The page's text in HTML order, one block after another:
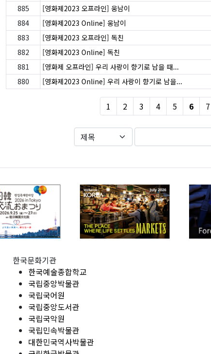
885
[영화제2023 오프라인] 웅남이
884
[영화제2023 Online] 웅남이
883
[영화제2023 오프라인] 독친
882
[영화제2023 Online] 독친
881
[영화제 오프라인] 우리 사랑이 향기로 남을 때...
880
[영화제2023 Online] 우리 사랑이 향기로 남을...
1 2 3 4 5 6 7
한국문화기관
한국예술종합학교
국립중앙박물관
국립국어원
국립중앙도서관
국립국악원
국립민속박물관
대한민국역사박물관